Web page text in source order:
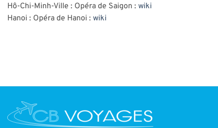
Hô-Chi-Minh-Ville : Opéra de Saigon : wiki
Hanoi : Opéra de Hanoi : wiki